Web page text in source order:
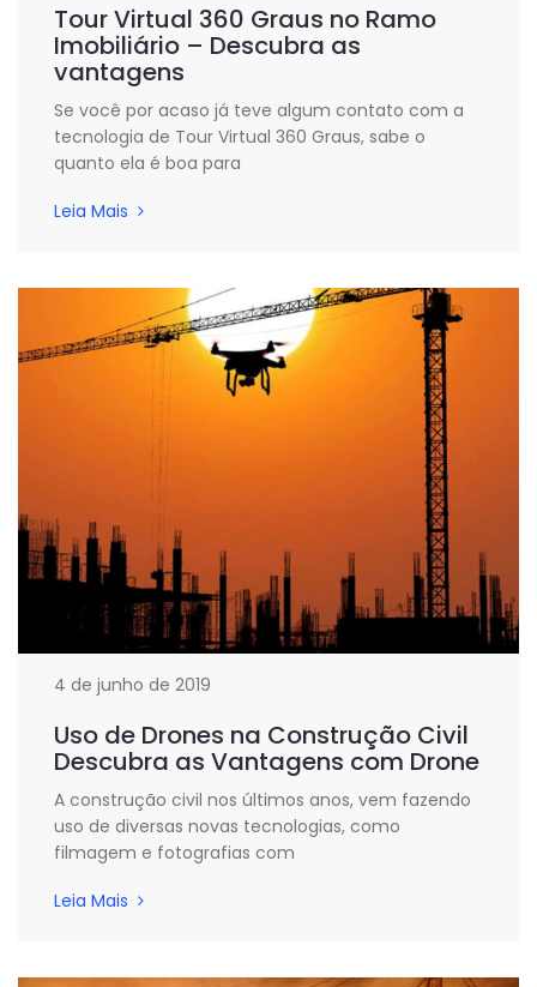
Tour Virtual 360 Graus no Ramo
Imobiliário – Descubra as
vantagens
Se você por acaso já teve algum contato com a
tecnologia de Tour Virtual 360 Graus, sabe o
quanto ela é boa para
Leia Mais
4 de junho de 2019
Uso de Drones na Construção Civil
Descubra as Vantagens com Drone
A construção civil nos últimos anos, vem fazendo
uso de diversas novas tecnologias, como
filmagem e fotografias com
Leia Mais